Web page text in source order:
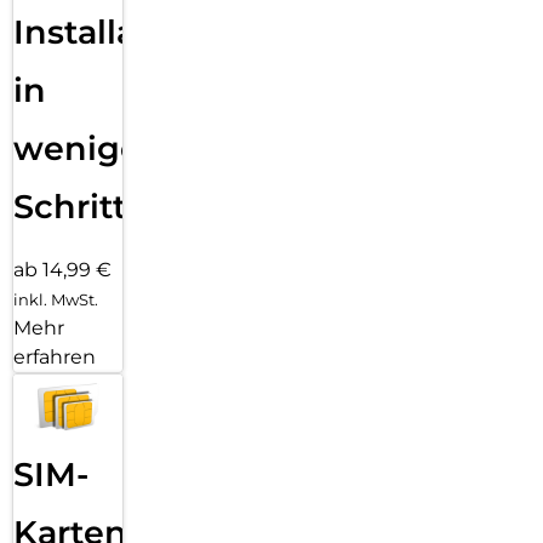
Installation
in
wenigen
Schritten
ab 14,99 €
inkl. MwSt.
Mehr
erfahren
SIM-
Karten